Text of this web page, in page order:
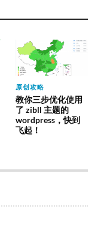
原创攻略
教你三步优化使用
了 zibll 主题的
wordpress，快到
飞起！